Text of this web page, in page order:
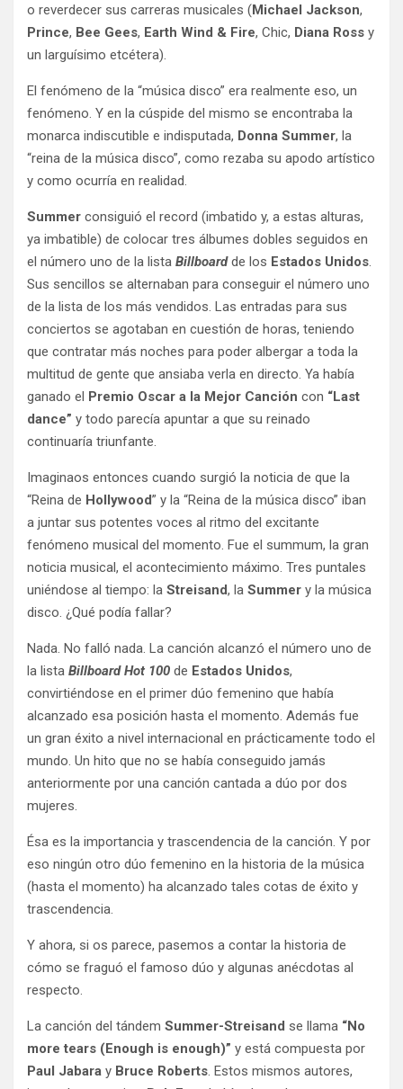
o reverdecer sus carreras musicales (Michael Jackson,
Prince, Bee Gees, Earth Wind & Fire, Chic, Diana Ross y
un larguísimo etcétera).
El fenómeno de la “música disco” era realmente eso, un
fenómeno. Y en la cúspide del mismo se encontraba la
monarca indiscutible e indisputada, Donna Summer, la
“reina de la música disco”, como rezaba su apodo artístico
y como ocurría en realidad.
Summer consiguió el record (imbatido y, a estas alturas,
ya imbatible) de colocar tres álbumes dobles seguidos en
el número uno de la lista Billboardde los Estados Unidos.
Sus sencillos se alternaban para conseguir el número uno
de la lista de los más vendidos. Las entradas para sus
conciertos se agotaban en cuestión de horas, teniendo
que contratar más noches para poder albergar a toda la
multitud de gente que ansiaba verla en directo. Ya había
ganado el Premio Oscar a la Mejor Canción con “Last
dance” y todo parecía apuntar a que su reinado
continuaría triunfante.
Imaginaos entonces cuando surgió la noticia de que la
“Reina de Hollywood” y la “Reina de la música disco” iban
a juntar sus potentes voces al ritmo del excitante
fenómeno musical del momento. Fue el summum, la gran
noticia musical, el acontecimiento máximo. Tres puntales
uniéndose al tiempo: la Streisand, la Summer y la música
disco. ¿Qué podía fallar?
Nada. No falló nada. La canción alcanzó el número uno de
la lista Billboard Hot 100 de Estados Unidos,
convirtiéndose en el primer dúo femenino que había
alcanzado esa posición hasta el momento. Además fue
un gran éxito a nivel internacional en prácticamente todo el
mundo. Un hito que no se había conseguido jamás
anteriormente por una canción cantada a dúo por dos
mujeres.
Ésa es la importancia y trascendencia de la canción. Y por
eso ningún otro dúo femenino en la historia de la música
(hasta el momento) ha alcanzado tales cotas de éxito y
trascendencia.
Y ahora, si os parece, pasemos a contar la historia de
cómo se fraguó el famoso dúo y algunas anécdotas al
respecto.
La canción del tándem Summer-Streisand se llama “No
more tears (Enough is enough)” y está compuesta por
Paul Jabara y Bruce Roberts. Estos mismos autores,